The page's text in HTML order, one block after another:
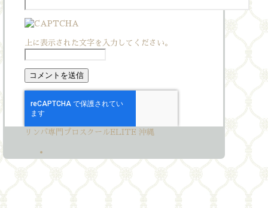
上に表示された文字を入力してください。
リンパ専門プロスクールELITE 沖縄